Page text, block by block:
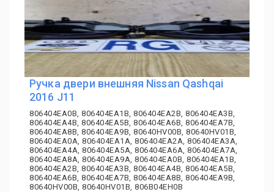
Ручка двери внешняя Nissan Qashqai
2016 J11
806404EA0B, 806404EA1B, 806404EA2B, 806404EA3B,
806404EA4B, 806404EA5B, 806404EA6B, 806404EA7B,
806404EA8B, 806404EA9B, 80640HV00B, 80640HV01B,
806404EA0A, 806404EA1A, 806404EA2A, 806404EA3A,
806404EA4A, 806404EA5A, 806404EA6A, 806404EA7A,
806404EA8A, 806404EA9A, 806404EA0B, 806404EA1B,
806404EA2B, 806404EA3B, 806404EA4B, 806404EA5B,
806404EA6B, 806404EA7B, 806404EA8B, 806404EA9B,
80640HV00B, 80640HV01B, 806B04EH0B